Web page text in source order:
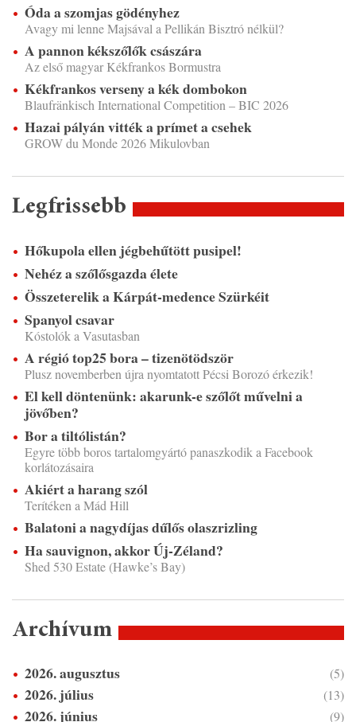
Óda a szomjas gödényhez
Avagy mi lenne Majsával a Pellikán Bisztró nélkül?
A pannon kékszőlők császára
Az első magyar Kékfrankos Bormustra
Kékfrankos verseny a kék dombokon
Blaufränkisch International Competition – BIC 2026
Hazai pályán vitték a prímet a csehek
GROW du Monde 2026 Mikulovban
Legfrissebb
Hőkupola ellen jégbehűtött pusipel!
Nehéz a szőlősgazda élete
Összeterelik a Kárpát-medence Szürkéit
Spanyol csavar
Kóstolók a Vasutasban
A régió top25 bora – tizenötödször
Plusz novemberben újra nyomtatott Pécsi Borozó érkezik!
El kell döntenünk: akarunk-e szőlőt művelni a
jövőben?
Bor a tiltólistán?
Egyre több boros tartalomgyártó panaszkodik a Facebook
korlátozásaira
Akiért a harang szól
Terítéken a Mád Hill
Balatoni a nagydíjas dűlős olaszrizling
Ha sauvignon, akkor Új-Zéland?
Shed 530 Estate (Hawke’s Bay)
Archívum
2026. augusztus (5)
2026. július (13)
2026. június (9)